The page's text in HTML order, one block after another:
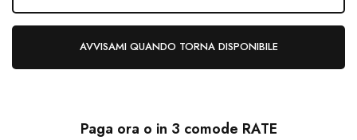
AVVISAMI QUANDO TORNA DISPONIBILE
Paga ora o in 3 comode RATE